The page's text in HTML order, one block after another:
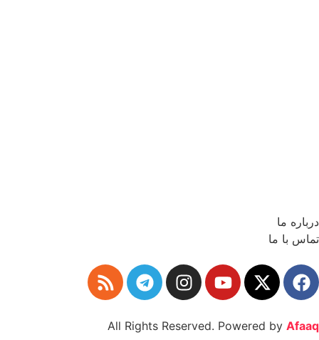
درباره ما
تماس با ما
All Rights Reserved. Powered by Afaaq